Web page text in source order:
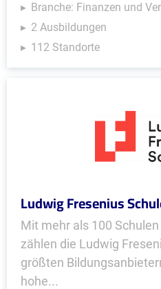
Branche: Finanzen und
2 Ausbildungen
112 Standorte
Ludwig Fresenius
Mit mehr als 100
zählen die Ludwig
größten
hohe...